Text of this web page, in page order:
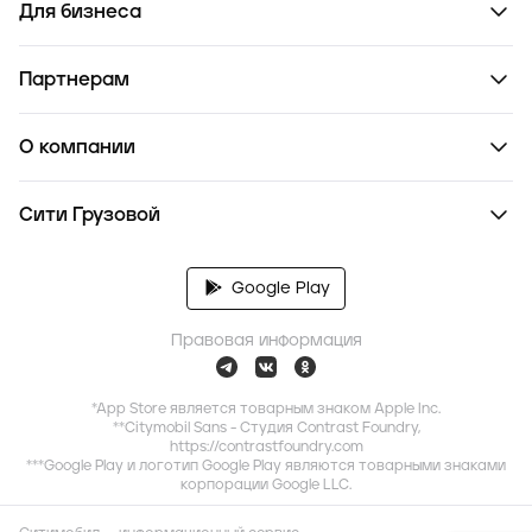
Для бизнеса
Партнерам
О компании
Сити Грузовой
Google Play
Правовая информация
*App Store является товарным знаком Apple Inc.
**Citymobil Sans - Студия Contrast Foundry,
https://contrastfoundry.com
***Google Play и логотип Google Play являются товарными знаками
корпорации Google LLC.